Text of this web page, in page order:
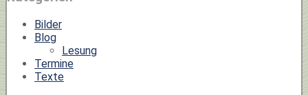
Bilder
Blog
Lesung
Termine
Texte